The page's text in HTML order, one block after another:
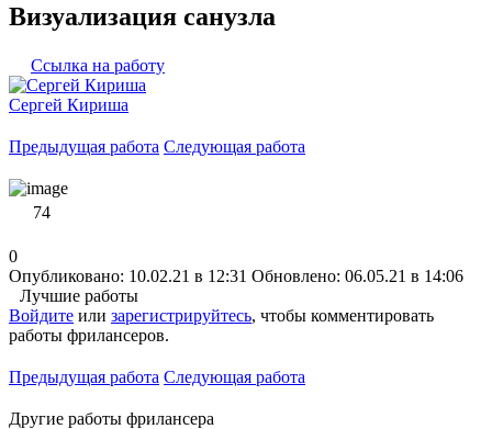
Визуализация санузла
Ссылка на работу
Сергей Кириша
Предыдущая работа Следующая работа
74
0
Опубликовано: 10.02.21 в 12:31 Обновлено: 06.05.21 в 14:06
Лучшие работы
Войдите или зарегистрируйтесь, чтобы комментировать
работы фрилансеров.
Предыдущая работа Следующая работа
Другие работы фрилансера